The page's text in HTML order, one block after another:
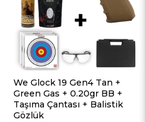
We Glock 19 Gen4 Tan +
Green Gas + 0.20gr BB +
Taşıma Çantası + Balistik
Gözlük